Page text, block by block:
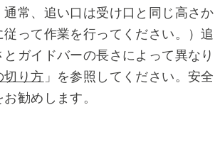
常、追い口は受け口と同じ高さ
って作業を行ってください。）
ガイドバーの長さによって異な
切り方 」を参照してください。安
勧めします。